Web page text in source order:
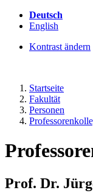
Deutsch
English
Kontrast ändern
Startseite
Fakultät
Personen
Prof. Dr.